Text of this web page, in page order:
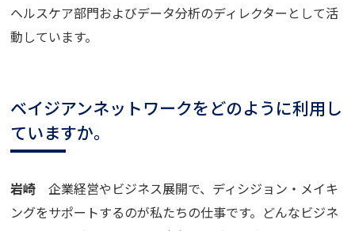
ヘルスケア部門およびデータ分析のディレクターとして活
動しています。
ベイジアンネットワークをどのように利用し
ていますか。
岩崎企業経営やビジネス展開で、ディシジョン・メイキ
ングをサポートするのが私たちの仕事です。どんなビジネ